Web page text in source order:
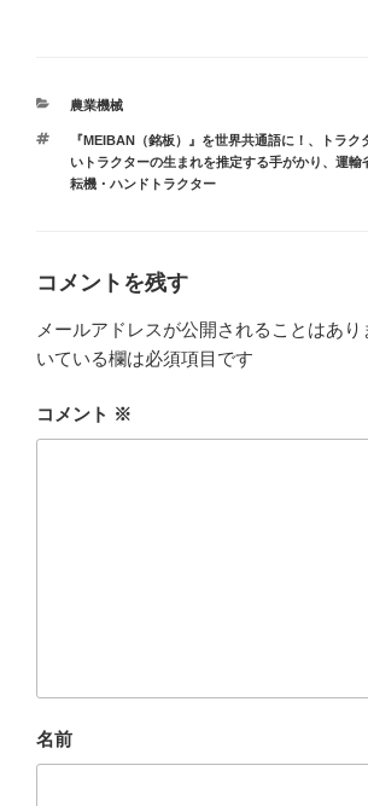
カ
リ
ー
農業機械
タ
グ
『MEIBAN（銘板）』を世界共通語に！ 、 トラク
いトラクターの生まれを推定する手がかり、運輸
耘機・ハンドトラクター
コメントを残す
メールアドレスが公開されることはあり
いている欄は必須項目です
コメント ※
名前